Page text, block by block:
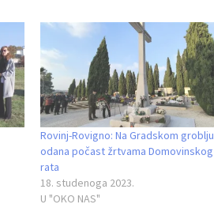
Rovinj-Rovigno: Na Gradskom groblju
odana počast žrtvama Domovinskog
rata
18. studenoga 2023.
U "OKO NAS"